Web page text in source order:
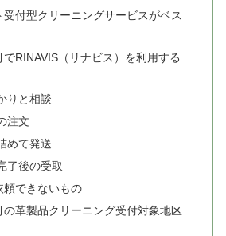
付型クリーニングサービスがベス
RINAVIS（リナビス）を利用する
りと相談
注文
めて発送
了後の受取
頼できないもの
の革製品クリーニング受付対象地区